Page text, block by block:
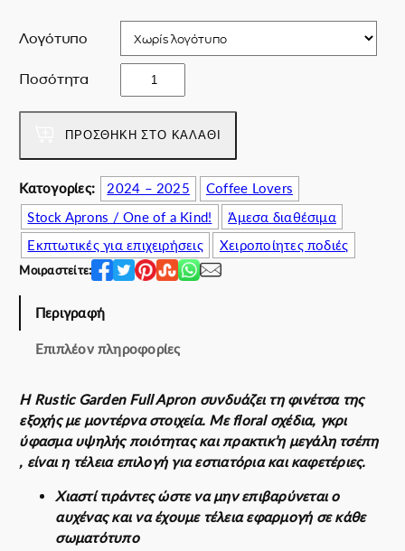
Λογότυπο
Ποσότητα
u
s
t
i
c
G
a
d
e
u
A
p
r
o
n
ΠΡΟΣΘΉΚΗ ΣΤΟ ΚΑΛΆΘΙ
Κατογορίες: 2024 – 2025
Coffee Lovers
Stock Aprons / One of a Kind!
Άμεσα διαθέσιμα
Εκπτωτικές για επιχειρήσεις
Χειροποίητες ποδιές
Μοιραστείτε:
Περιγραφή
Επιπλέον πληροφορίες
Η Rustic Garden Full Apron συνδυάζει τη φινέτσα της
εξοχής με μοντέρνα στοιχεία. Με floral σχέδια, γκρι
ύφασμα υψηλής ποιότητας και πρακτικ’η μεγάλη τσέπη
, είναι η τέλεια επιλογή για εστιατόρια και καφετέριες.
Χιαστί τιράντες ώστε να μην επιβαρύνεται ο
αυχένας και να έχουμε τέλεια εφαρμογή σε κάθε
σωματότυπο